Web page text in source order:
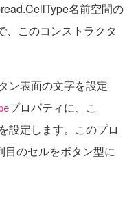
名前空間の
、このコンストラクタ
ン表面の文字を設定
プロパティに、こ
設定します。このプロ
目のセルをボタン型に